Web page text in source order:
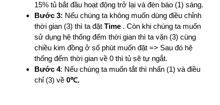
15% tủ bắt đầu hoạt động trở lại và đèn báo (1) sáng.
Bước 3: Nếu chúng ta không muốn dùng điều chỉnh
thời gian (3) thì ta đặt Time . Còn khi chúng ta muốn
sử dụng hệ thống đếm thời gian thì ta vặn (3) cùng
chiều kim đồng ở số phút muốn đặt => Sau đó hệ
thống đếm thời gian về 0 thì tủ sẽ tự ngắt.
Bước 4: Nếu chúng ta muốn tắt thì nhấn (1) và điều
chỉ (3) về 0℃.